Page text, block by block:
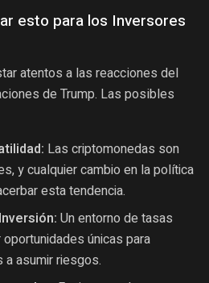
esto para los Inversores
atentos a las reacciones del
de Trump. Las posibles
Las criptomonedas son
y cualquier cambio en la política
esta tendencia.
Un entorno de tasas
únicas para
asumir riesgos.